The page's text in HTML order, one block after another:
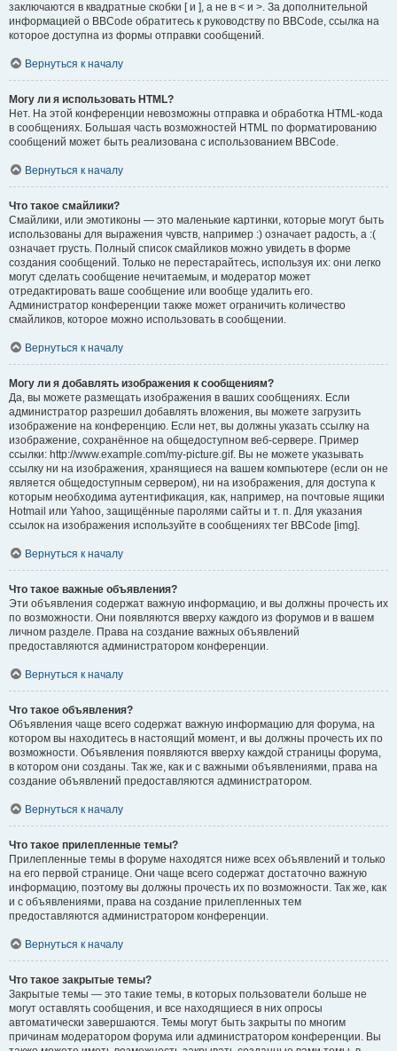
заключаются в квадратные скобки [ и ], а не в < и >. За дополнительной
информацией о BBCode обратитесь к руководству по BBCode, ссылка на
которое доступна из формы отправки сообщений.
Вернуться к началу
Могу ли я использовать HTML?
Нет. На этой конференции невозможны отправка и обработка HTML-кода
в сообщениях. Большая часть возможностей HTML по форматированию
сообщений может быть реализована с использованием BBCode.
Вернуться к началу
Что такое смайлики?
Смайлики, или эмотиконы — это маленькие картинки, которые могут быть
использованы для выражения чувств, например :) означает радость, а :(
означает грусть. Полный список смайликов можно увидеть в форме
создания сообщений. Только не перестарайтесь, используя их: они легко
могут сделать сообщение нечитаемым, и модератор может
отредактировать ваше сообщение или вообще удалить его.
Администратор конференции также может ограничить количество
смайликов, которое можно использовать в сообщении.
Вернуться к началу
Могу ли я добавлять изображения к сообщениям?
Да, вы можете размещать изображения в ваших сообщениях. Если
администратор разрешил добавлять вложения, вы можете загрузить
изображение на конференцию. Если нет, вы должны указать ссылку на
изображение, сохранённое на общедоступном веб-сервере. Пример
ссылки: http://www.example.com/my-picture.gif. Вы не можете указывать
ссылку ни на изображения, хранящиеся на вашем компьютере (если он не
является общедоступным сервером), ни на изображения, для доступа к
которым необходима аутентификация, как, например, на почтовые ящики
Hotmail или Yahoo, защищённые паролями сайты и т. п. Для указания
ссылок на изображения используйте в сообщениях тег BBCode [img].
Вернуться к началу
Что такое важные объявления?
Эти объявления содержат важную информацию, и вы должны прочесть их
по возможности. Они появляются вверху каждого из форумов и в вашем
личном разделе. Права на создание важных объявлений
предоставляются администратором конференции.
Вернуться к началу
Что такое объявления?
Объявления чаще всего содержат важную информацию для форума, на
котором вы находитесь в настоящий момент, и вы должны прочесть их по
возможности. Объявления появляются вверху каждой страницы форума,
в котором они созданы. Так же, как и с важными объявлениями, права на
создание объявлений предоставляются администратором.
Вернуться к началу
Что такое прилепленные темы?
Прилепленные темы в форуме находятся ниже всех объявлений и только
на его первой странице. Они чаще всего содержат достаточно важную
информацию, поэтому вы должны прочесть их по возможности. Так же, как
и с объявлениями, права на создание прилепленных тем
предоставляются администратором конференции.
Вернуться к началу
Что такое закрытые темы?
Закрытые темы — это такие темы, в которых пользователи больше не
могут оставлять сообщения, и все находящиеся в них опросы
автоматически завершаются. Темы могут быть закрыты по многим
причинам модератором форума или администратором конференции. Вы